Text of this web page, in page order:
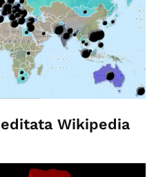
Wikipedia